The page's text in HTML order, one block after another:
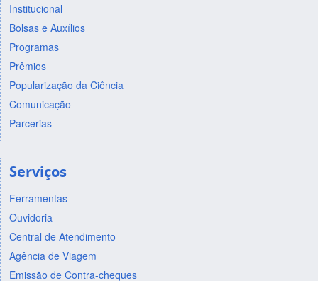
Institucional
Bolsas e Auxílios
Programas
Prêmios
Popularização da Ciência
Comunicação
Parcerias
Serviços
Ferramentas
Ouvidoria
Central de Atendimento
Agência de Viagem
Emissão de Contra-cheques